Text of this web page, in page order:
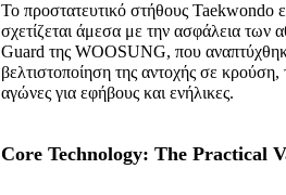
Το προστατευτικό στήθους Taekwondo
σχετίζεται άμεσα με την ασφάλεια
Guard της WOOSUNG, που
βελτιστοποίηση της αντοχής σε
αγώνες για εφήβους και ενήλικες.
Core Technology: The Practical